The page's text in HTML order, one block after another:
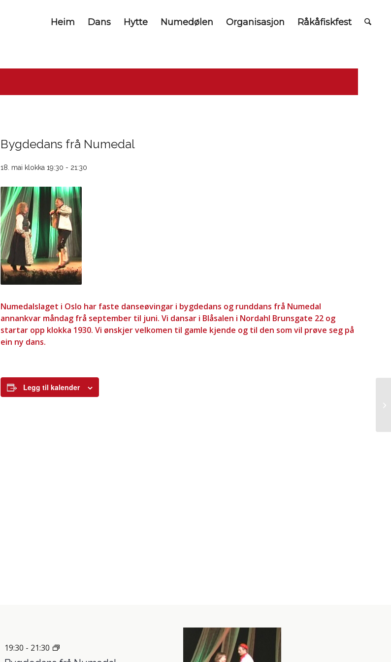
Heim Dans Hytte Numedølen Organisasjon Råkåfiskfest
Bygdedans frå Numedal
18. mai klokka 19:30 - 21:30
Numedalslaget i Oslo har faste danseøvingar i bygdedans og runddans frå Numedal
annankvar måndag frå september til juni. Vi dansar i Blåsalen i Nordahl Brunsgate 22 og
startar opp klokka 1930. Vi ønskjer velkomen til gamle kjende og til den som vil prøve seg på
ein ny dans.
Legg til kalender
19:30 - 21:30